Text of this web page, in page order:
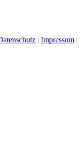
| Impressum |